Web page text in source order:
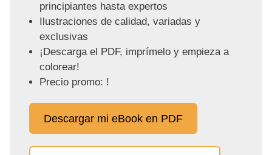
principiantes hasta expertos
Ilustraciones de calidad, variadas y
exclusivas
¡Descarga el PDF, imprímelo y empieza a
colorear!
Precio promo: !
Descargar mi eBook en PDF